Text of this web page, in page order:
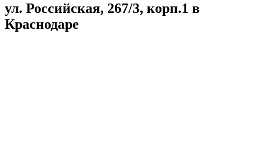
ул. Российская, 267/3, корп.1 в
Краснодаре